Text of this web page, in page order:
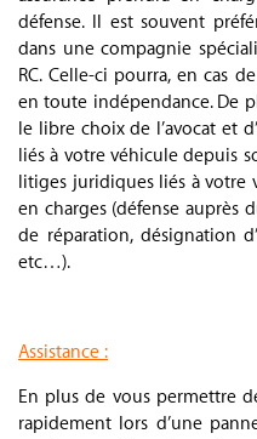
défense. Il est souvent
dans une compagnie
RC. Celle-ci pourra, en cas
en toute indépendance. De
le libre choix de l’avocat et
liés à votre véhicule depuis
litiges juridiques liés à
en charges (défense auprès
de réparation, désignation
etc…).
Assistance :
En plus de vous permettre
rapidement lors d’une